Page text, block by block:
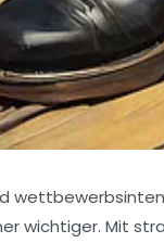
wichtiger. Mit